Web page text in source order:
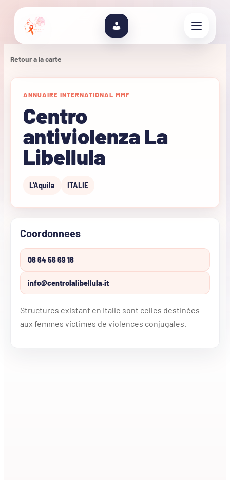
Retour a la carte
ANNUAIRE INTERNATIONAL MMF
Centro
antiviolenza La
Libellula
L'Aquila ITALIE
Coordonnees
08 64 56 69 18
info@centrolalibellula.it
Structures existant en Italie sont celles destinées
aux femmes victimes de violences conjugales.